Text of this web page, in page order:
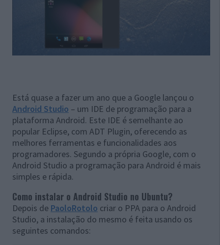
Está quase a fazer um ano que a Google lançou o
Android Studio – um IDE de programação para a
plataforma Android. Este IDE é semelhante ao
popular Eclipse, com ADT Plugin, oferecendo as
melhores ferramentas e funcionalidades aos
programadores. Segundo a própria Google, com o
Android Studio a programação para Android é mais
simples e rápida.
Como instalar o Android Studio no Ubuntu?
Depois de PaoloRotolo criar o PPA para o Android
Studio, a instalação do mesmo é feita usando os
seguintes comandos: